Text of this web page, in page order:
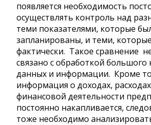
появляется необходимость
осуществлять контроль над
теми показателями, которые
запланированы, и теми,
фактически. Такое сравнение
связано с обработкой большого
данных и информации. Кроме
информация о доходах,
финансовой деятельности
постоянно накапливается,
тоже необходимо